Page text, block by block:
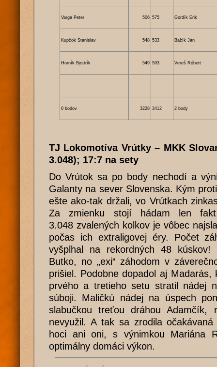
Varga Peter 506 575 Gordík Erik
Kupčok Stanislav 548 533 Bažík Ján
Horník Bystrík 549 593 Vereš Róbert
0 bodov 3228 3412 2 body
TJ Lokomotíva Vrútky – MKK
3.048); 17:7 na sety
Do Vrútok sa po body nechodí a
Galanty na sever Slovenska. Kým
ešte ako-tak držali, vo Vrútkach
Za zmienku stojí hádam len
3.048 zvalených kolkov je vôbec
počas ich extraligovej éry. Počet
vyšplhal na rekordných 48
Butko, no „exi“ záhodom v
prišiel. Podobne dopadol aj
prvého a tretieho setu stratil nádej
súboji. Maličkú nádej na úspech
slabučkou treťou dráhou Adamčík,
nevyužil. A tak sa zrodila
hoci ani oni, s výnimkou Mariána
optimálny domáci výkon.